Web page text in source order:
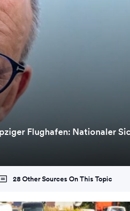
Flughafen: Nationaler
28 Other Sources On This Topic